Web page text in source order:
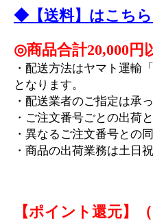
◆【送料】はこちら
◎商品合計20,000円
・配送方法はヤマト運輸
となります。
・配送業者のご指定は承
・ご注文番号ごとの出荷
・異なるご注文番号との
・商品の出荷業務は土日
【ポイント還元】